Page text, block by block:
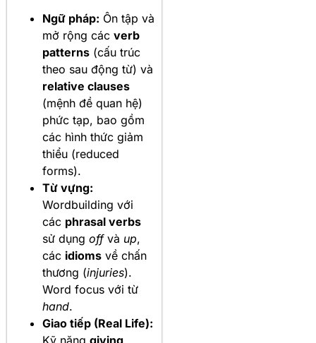
Ngữ pháp: Ôn tập và
mở rộng các verb
patterns (cấu trúc
theo sau động từ) và
relative clauses
(mệnh đề quan hệ)
phức tạp, bao gồm
các hình thức giảm
thiểu (reduced
forms).
Từ vựng:
Wordbuilding với
các phrasal verbs
sử dụng offvà up,
các idioms về chấn
thương (injuries).
Word focus với từ
hand.
Giao tiếp (Real Life):